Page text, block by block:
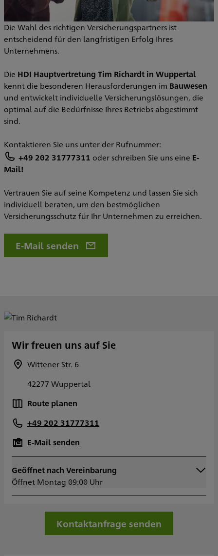
Die Wahl des richtigen Versicherungspartners ist
entscheidend für den langfristigen Erfolg Ihres
Unternehmens.
Die HDI Hauptvertretung Tim Richardt in Wuppertal
kennt die besonderen Herausforderungen im Bauwesen
und entwickelt individuelle Versicherungslösungen, die
optimal auf die Bedürfnisse Ihres Betriebs abgestimmt
sind.
Kontaktieren Sie uns unter der Rufnummer:
+49 202 31777311 oder schreiben Sie uns eine E-
Mail!
Vertrauen Sie auf seine Kompetenz und lassen Sie sich
individuell beraten, um den bestmöglichen
Versicherungsschutz für Ihr Unternehmen zu erreichen.
E-Mail senden
Wir freuen uns auf Sie
Wittener Str. 6
42277 Wuppertal
Route planen
+49 202 31777311
E-Mail senden
Geöffnet nach Vereinbarung
Öffnet Montag 09:00 Uhr
Montag
Dienstag
Mittwoch
09:00 - 15:30
Kontaktanfrage senden